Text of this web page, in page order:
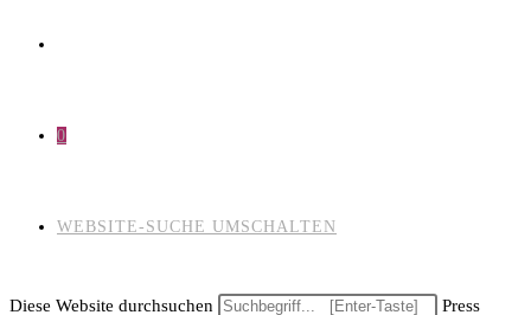
0
WEBSITE-SUCHE UMSCHALTEN
Diese Website durchsuchen
Press